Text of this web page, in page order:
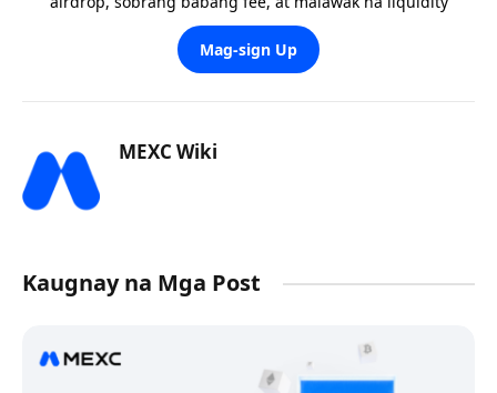
Mag-sign Up
MEXC Wiki
Kaugnay na Mga Post